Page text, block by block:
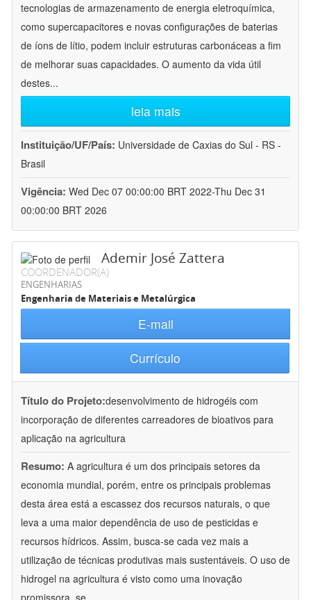
tecnologias de armazenamento de energia eletroquímica,
como supercapacitores e novas configurações de baterias
de íons de lítio, podem incluir estruturas carbonáceas a fim
de melhorar suas capacidades. O aumento da vida útil
destes...
leia mais
Instituição/UF/País: Universidade de Caxias do Sul - RS -
Brasil
Vigência: Wed Dec 07 00:00:00 BRT 2022-Thu Dec 31
00:00:00 BRT 2026
Ademir José Zattera
COORDENADOR(A)
ENGENHARIAS
Engenharia de Materiais e Metalúrgica
E-mail
Currículo
Título do Projeto:desenvolvimento de hidrogéis com
incorporação de diferentes carreadores de bioativos para
aplicação na agricultura
Resumo: A agricultura é um dos principais setores da
economia mundial, porém, entre os principais problemas
desta área está a escassez dos recursos naturais, o que
leva a uma maior dependência de uso de pesticidas e
recursos hídricos. Assim, busca-se cada vez mais a
utilização de técnicas produtivas mais sustentáveis. O uso de
hidrogel na agricultura é visto como uma inovação